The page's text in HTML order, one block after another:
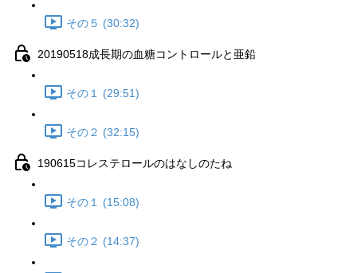
その５ (30:32)
20190518成長期の血糖コントロールと亜鉛
その１ (29:51)
その２ (32:15)
190615コレステロールのはなしのたね
その１ (15:08)
その２ (14:37)